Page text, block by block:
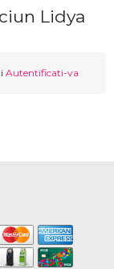
Lidya
Autentificati-va